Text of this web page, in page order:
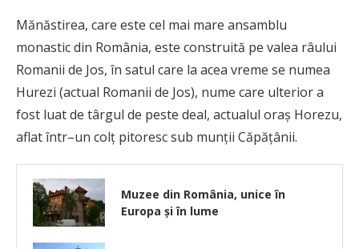
Mănăstirea, care este cel mai mare ansamblu
monastic din România, este construită pe valea râului
Romanii de Jos, în satul care la acea vreme se numea
Hurezi (actual Romanii de Jos), nume care ulterior a
fost luat de târgul de peste deal, actualul oraș Horezu,
aflat într–un colț pitoresc sub munții Căpățânii.
Muzee din România, unice în
Europa și în lume